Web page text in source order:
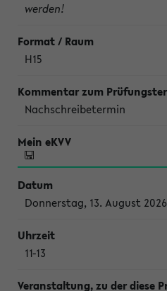
werden!
H15
Nachschreibetermin
Donnerstag, 13. August 2026
11-13